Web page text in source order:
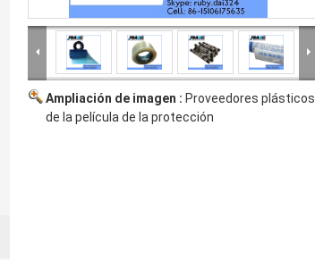
Ampliación de imagen : Proveedores plásticos
de la película de la protección